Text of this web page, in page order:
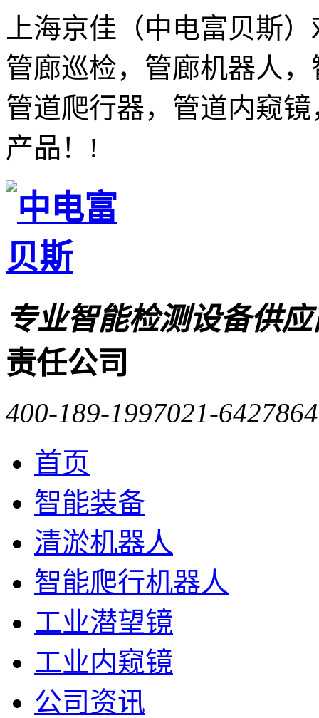
上海京佳（中电富贝斯
管廊巡检，管廊机器人
管道爬行器，管道内窥
产品！!
专业智能检测设备供
责任公司
400-189-1997021-
首页
智能装备
清淤机器人
智能爬行机器人
工业潜望镜
工业内窥镜
公司资讯